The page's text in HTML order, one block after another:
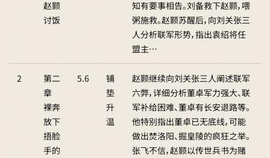
赵颢
讨饭
知有要事相告。刘备救下赵颢，喂
粥施救。赵颢苏醒后，向刘关张三
人分析联军形势，指出袁绍将任
盟主…
2
第二
章
裸奔
放下
捂脸
手的
5.6
铺
垫
升
温
赵颢继续向刘关张三人阐述联军
六弊，详细分析董卓军力强大、联
军补给困难、董卓有长安退路等。
他特别指出董卓已无底线，可能
做出焚洛阳、掘皇陵的疯狂之举。
张飞不信，赵颢以传世兵书为赌